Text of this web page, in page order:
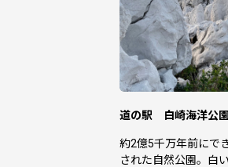
道の駅 白崎海洋公園
約2億5千万年前にで
された自然公園。白